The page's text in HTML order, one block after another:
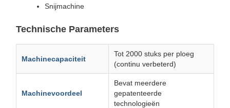
Snijmachine
Technische Parameters
Machinecapaciteit
Tot 2000 stuks per ploeg
(continu verbeterd)
Machinevoordeel
Bevat meerdere
gepatenteerde
technologieën